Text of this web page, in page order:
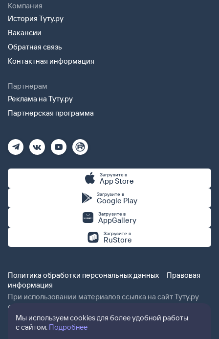
Компания
История Туту.ру
Вакансии
Обратная связь
Контактная информация
Партнерам
Реклама на Туту.ру
Партнерская программа
Загрузите в
App Store
Загрузите в
Google Play
Загрузите в
AppGallery
Загрузите в
RuStore
Политика обработки персональных данных
Правовая
информация
При использовании материалов ссылка на сайт Туту.ру
обязательна.
Мы используем cookies для более удобной работы
с сайтом. Подробнее